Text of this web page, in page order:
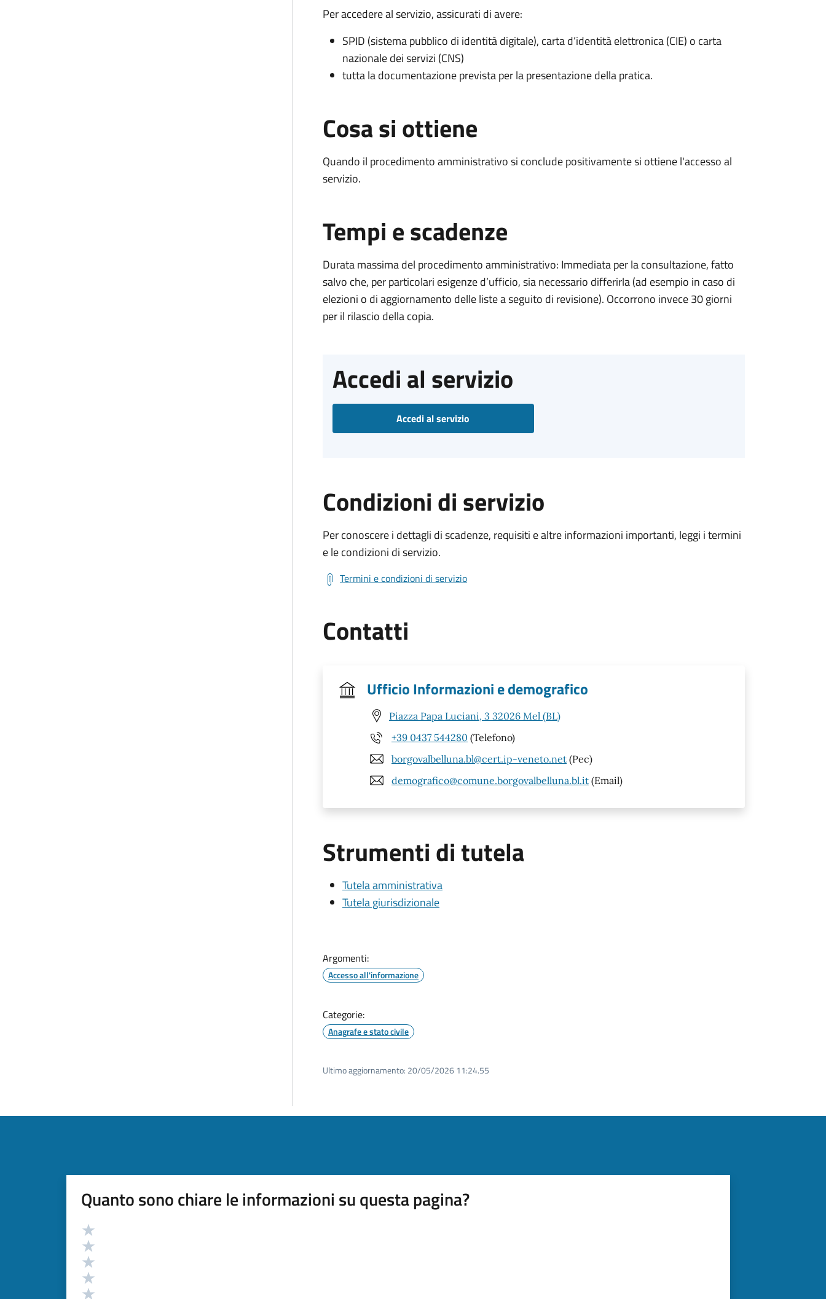
Per accedere al servizio, assicurati di avere:
SPID (sistema pubblico di identità digitale), carta d’identità elettronica (CIE) o carta
nazionale dei servizi (CNS)
tutta la documentazione prevista per la presentazione della pratica.
Cosa si ottiene
Quando il procedimento amministrativo si conclude positivamente si ottiene l'accesso al
servizio.
Tempi e scadenze
Durata massima del procedimento amministrativo: Immediata per la consultazione, fatto
salvo che, per particolari esigenze d’ufficio, sia necessario differirla (ad esempio in caso di
elezioni o di aggiornamento delle liste a seguito di revisione). Occorrono invece 30 giorni
per il rilascio della copia.
Accedi al servizio
Accedi al servizio
Condizioni di servizio
Per conoscere i dettagli di scadenze, requisiti e altre informazioni importanti, leggi i termini
e le condizioni di servizio.
Termini e condizioni di servizio
Contatti
Ufficio Informazioni e demografico
Piazza Papa Luciani, 3 32026 Mel (BL)
+39 0437 544280 (Telefono)
borgovalbelluna.bl@cert.ip-veneto.net (Pec)
demografico@comune.borgovalbelluna.bl.it (Email)
Strumenti di tutela
Tutela amministrativa
Tutela giurisdizionale
Argomenti:
Accesso all'informazione
Categorie:
Anagrafe e stato civile
Ultimo aggiornamento: 20/05/2026 11:24.55
Quanto sono chiare le informazioni su questa pagina?
Valutazione